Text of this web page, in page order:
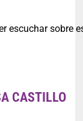
escuchar sobre
CASTILLO